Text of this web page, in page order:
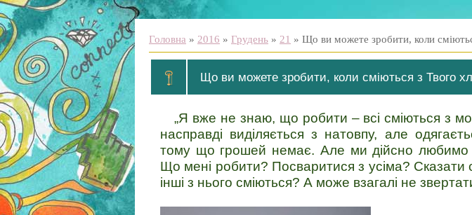
Головна » 2016 » Грудень » 21 » Що ви можете зробити, коли
Що ви можете зробити, коли сміються з Твого
„Я вже не знаю, що робити – всі сміються з
насправді виділяється з натовпу, але
тому що грошей немає. Але ми дійсно любимо
Що мені робити? Посваритися з усіма? Сказати
інші з нього сміються? А може взагалі не